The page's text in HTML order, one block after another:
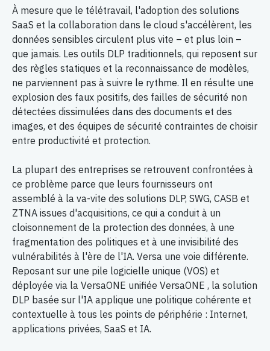
À mesure que le télétravail, l'adoption des solutions
SaaS et la collaboration dans le cloud s'accélèrent, les
données sensibles circulent plus vite – et plus loin –
que jamais. Les outils DLP traditionnels, qui reposent sur
des règles statiques et la reconnaissance de modèles,
ne parviennent pas à suivre le rythme. Il en résulte une
explosion des faux positifs, des failles de sécurité non
détectées dissimulées dans des documents et des
images, et des équipes de sécurité contraintes de choisir
entre productivité et protection.
La plupart des entreprises se retrouvent confrontées à
ce problème parce que leurs fournisseurs ont
assemblé à la va-vite des solutions DLP, SWG, CASB et
ZTNA issues d'acquisitions, ce qui a conduit à un
cloisonnement de la protection des données, à une
fragmentation des politiques et à une invisibilité des
vulnérabilités à l'ère de l'IA. Versa une voie différente.
Reposant sur une pile logicielle unique (VOS) et
déployée via la VersaONE unifiée VersaONE , la solution
DLP basée sur l'IA applique une politique cohérente et
contextuelle à tous les points de périphérie : Internet,
applications privées, SaaS et IA.